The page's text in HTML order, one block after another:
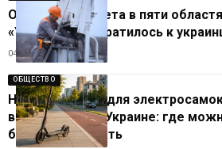
Отключения света в пяти
«Укрэнерго» обратилось к
04.08.2026
ОБЩЕСТВО
Новые правила для
велосипедов в Украине: где
будут наказывать